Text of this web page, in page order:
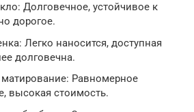
Долговечное, устойчивое к
дорогое.
Легко наносится, доступная
долговечна.
Равномерное
высокая стоимость.